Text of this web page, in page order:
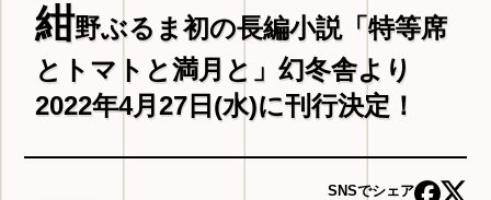
紺野ぶるま初の長編小説「特等席
とトマトと満月と」幻冬舎より
2022年4月27日(水)に刊行決定！
SNSでシェア